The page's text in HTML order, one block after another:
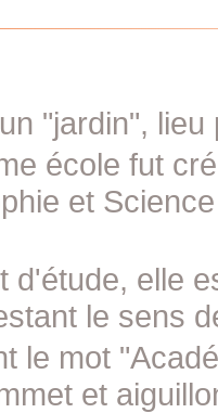
"jardin", lieu
école fut
et
d'étude, elle
le sens
le mot
et